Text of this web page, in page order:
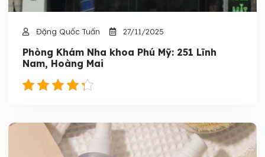
Đặng Quốc Tuấn 27/11/2025
Phòng Khám Nha khoa Phú Mỹ: 251 Lĩnh
Nam, Hoàng Mai